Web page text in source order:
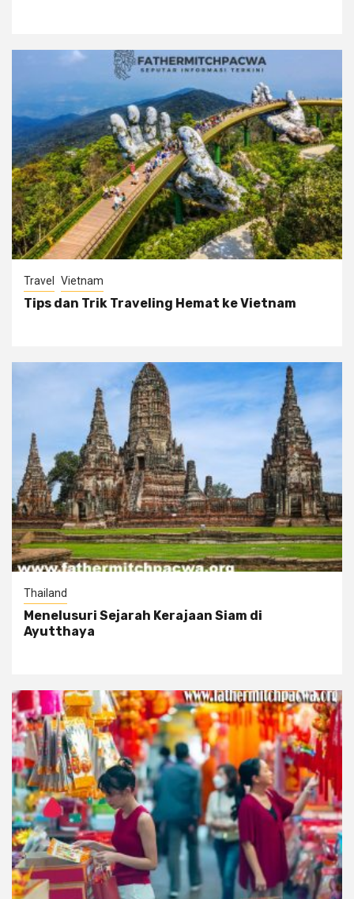
Travel Vietnam
Tips dan Trik Traveling Hemat ke Vietnam
Thailand
Menelusuri Sejarah Kerajaan Siam di
Ayutthaya